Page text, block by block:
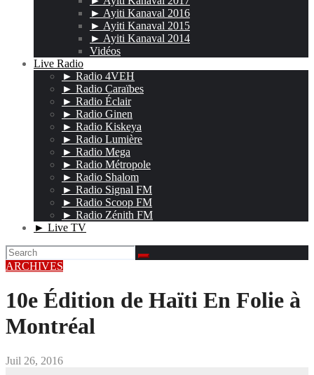
► Ayiti Kanaval 2016
► Ayiti Kanaval 2015
► Ayiti Kanaval 2014
Vidéos
Live Radio
► Radio 4VEH
► Radio Caraïbes
► Radio Éclair
► Radio Ginen
► Radio Kiskeya
► Radio Lumière
► Radio Mega
► Radio Métropole
► Radio Shalom
► Radio Signal FM
► Radio Scoop FM
► Radio Zénith FM
► Live TV
ARCHIVES
10e Édition de Haïti En Folie à
Montréal
Juil 26, 2016